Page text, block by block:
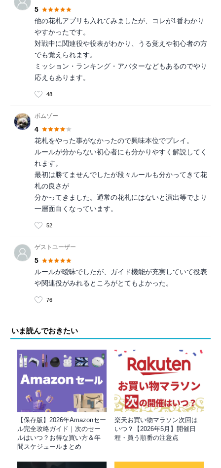
5
他の花札アプリも入れてみましたが、コレが1番わかり
やすかったです。
対戦中に関連役や役表がわかり、うる覚えや初心者の方
でも覚えられます。
ミッション・ランキング・アバターなどもあるのでやり
応えもあります。
48
ボムゾー
4
花札をやった事がなかったので興味本位でプレイ。
ルールが分からない初心者にも分かりやすく解説してく
れます。
最初は勝てませんでしたが段々ルールも分かってきて花
札の良さが
分かってきました。通常の花札にはないと演出等でより
一層面白くなっています。
52
ゲストユーザー
5
ルールが曖昧でしたが、ガイド機能が充実していて役表
や関連役がみれるところがとてもよかった。
76
いま読んでおきたい
【保存版】2026年Amazonセー
ル完全攻略ガイド｜次のセー
ルはいつ？お得な買い方＆年
間スケジュールまとめ
楽天お買い物マラソン次回は
いつ？【2026年5月】開催日
程・買う順番の注意点